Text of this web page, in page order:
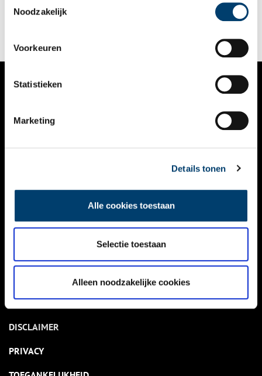
Noodzakelijk
Voorkeuren
Statistieken
Marketing
Details tonen
Alle cookies toestaan
Selectie toestaan
Alleen noodzakelijke cookies
boek. Dat oudste bewaarde keurboek van Schagen, dat later in
de zeventiende eeuw nog is aangevuld, is het stuk van de
NIEUWS
KALENDER
ACTIVITEITEN
NIEUWSBRIEF
DISCLAIMER
PRIVACY